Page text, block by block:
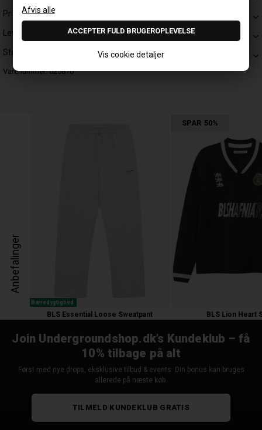
Vis cookie detaljer
Prisgaranti
Levering
Størrelsesguide
Varenummer:025870
Anbefalinger
Bæredygtighed
BLS Essential Loose Sweatpant
SPAR 50%
BLS Lion Heart
Join Undergroundshop.dk’s Kundeklub – få
10% tilbage på alt
Først med nye drops, eksklusive tilbud & events. Din bonus kan bruges
allerede på næste køb.
TILMELD KUNDEKLUB GRATIS